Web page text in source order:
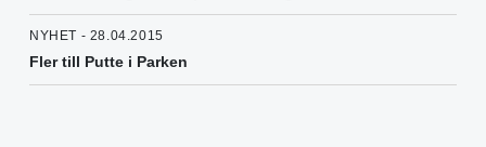
NYHET - 28.04.2015
Fler till Putte i Parken